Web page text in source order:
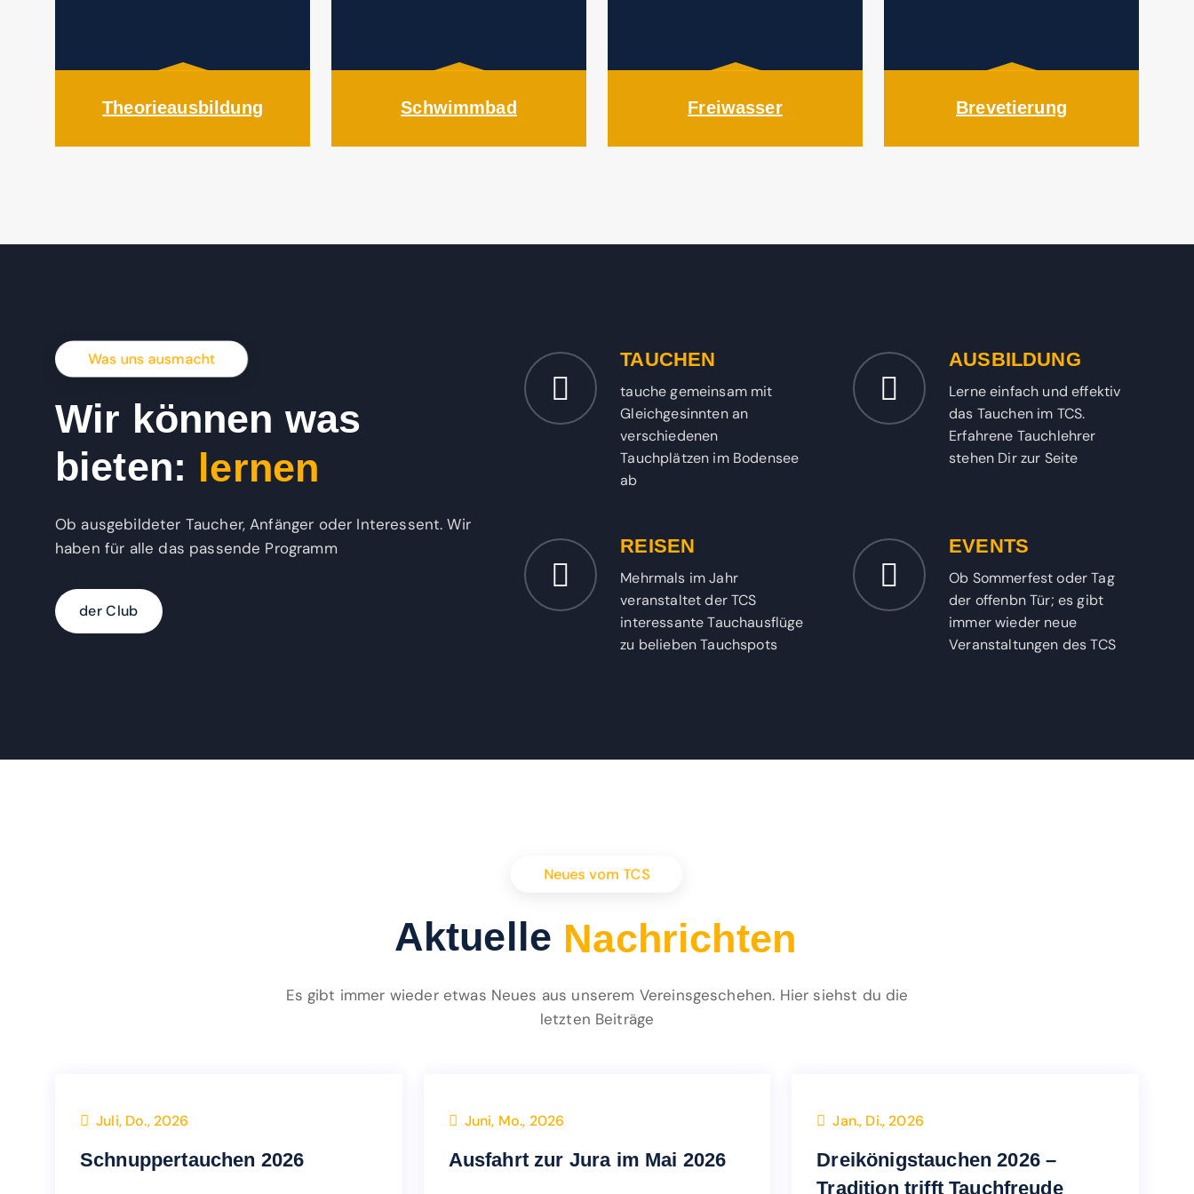
Theorieausbildung Schwimmbad Freiwasser Brevetierung
Was uns ausmacht
Wir können was
bieten:
reisen
Ob ausgebildeter Taucher, Anfänger oder Interessent. Wir
haben für alle das passende Programm
der Club
TAUCHEN
tauche gemeinsam mit
Gleichgesinnten an
verschiedenen
Tauchplätzen im Bodensee
ab
AUSBILDUNG
Lerne einfach und effektiv
das Tauchen im TCS.
Erfahrene Tauchlehrer
stehen Dir zur Seite
REISEN
Mehrmals im Jahr
veranstaltet der TCS
interessante Tauchausflüge
zu belieben Tauchspots
EVENTS
Ob Sommerfest oder Tag
der offenbn Tür; es gibt
immer wieder neue
Veranstaltungen des TCS
Neues vom TCS
Aktuelle h r ic hten
Mitt e i
Es gibt immer wieder etwas Neues aus unserem Vereinsgeschehen. Hier siehst du die
letzten Beiträge
Juli, Do., 2026
Schnuppertauchen 2026
Schnuppertauchen 2026
Juni, Mo., 2026
Ausfahrt zur Jura im Mai 2026
Ausfahrt zur Jura im Mai 2026
Jan., Di., 2026
Dreikönigstauchen 2026 –
Tradition trifft Tauchfreude
Dreikönigstauchen 2026 –